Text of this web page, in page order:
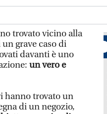
trovato vicino alla
grave caso di
davanti è uno
un vero e
hanno trovato un
di un negozio,